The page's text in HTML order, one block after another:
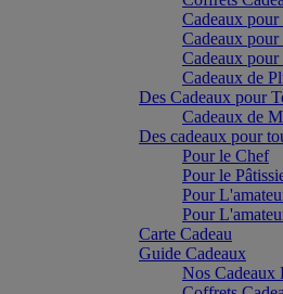
Cadeaux
Cadeaux
Cadeaux
Cadeaux de
Des Cadeaux pour
Cadeaux de
Des cadeaux pour
Pour le Chef
Pour le
Pour
Pour
Carte Cadeau
Guide Cadeaux
Nos Cadeaux